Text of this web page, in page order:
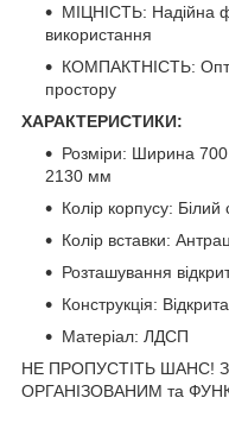
МІЦНІСТЬ: Надійна
використання
КОМПАКТНІСТЬ:
простору
ХАРАКТЕРИСТИКИ:
Розміри: Ширина
2130 мм
Колір корпусу: Білий
Колір вставки:
Розташування
Конструкція:
Матеріал: ЛДСП
НЕ ПРОПУСТІТЬ ШАНС!
ОРГАНІЗОВАНИМ та